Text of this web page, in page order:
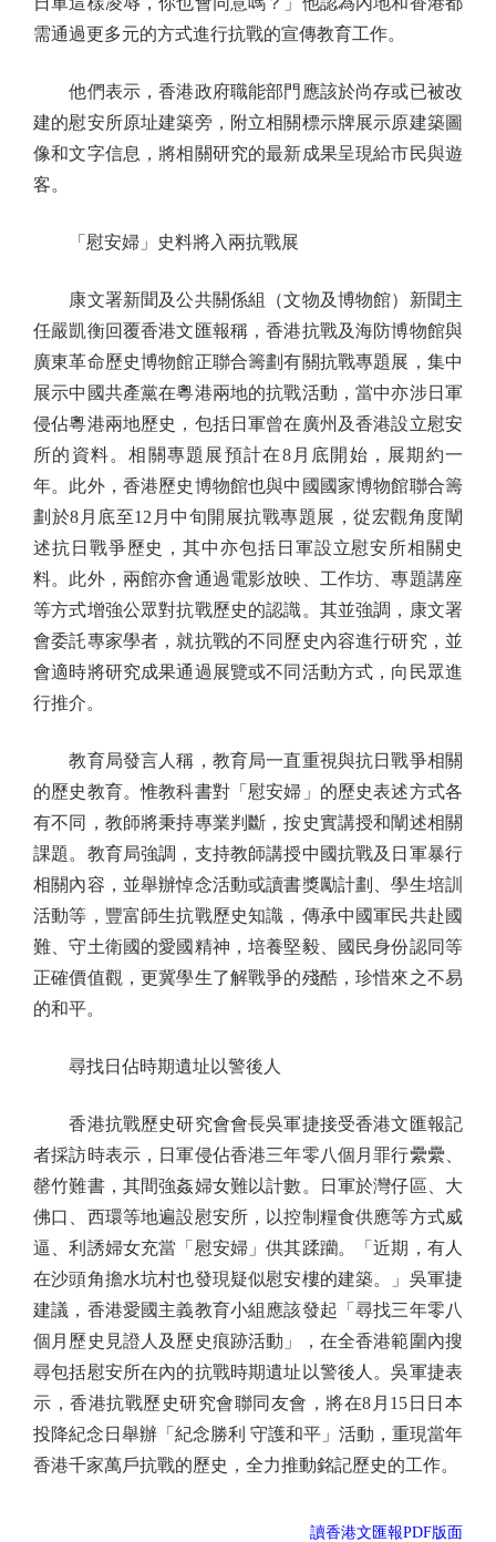
需通過更多元的方式進行抗戰的宣傳教育工作。
他們表示，香港政府職能部門應該於尚存或已被改
建的慰安所原址建築旁，附立相關標示牌展示原建築圖
像和文字信息，將相關研究的最新成果呈現給市民與遊
客。
「慰安婦」史料將入兩抗戰展
康文署新聞及公共關係組（文物及博物館）新聞主
任嚴凱衡回覆香港文匯報稱，香港抗戰及海防博物館與
廣東革命歷史博物館正聯合籌劃有關抗戰專題展，集中
展示中國共產黨在粵港兩地的抗戰活動，當中亦涉日軍
侵佔粵港兩地歷史，包括日軍曾在廣州及香港設立慰安
所的資料。相關專題展預計在8月底開始，展期約一
年。此外，香港歷史博物館也與中國國家博物館聯合籌
劃於8月底至12月中旬開展抗戰專題展，從宏觀角度闡
述抗日戰爭歷史，其中亦包括日軍設立慰安所相關史
料。此外，兩館亦會通過電影放映、工作坊、專題講座
等方式增強公眾對抗戰歷史的認識。其並強調，康文署
會委託專家學者，就抗戰的不同歷史內容進行研究，並
會適時將研究成果通過展覽或不同活動方式，向民眾進
行推介。
教育局發言人稱，教育局一直重視與抗日戰爭相關
的歷史教育。惟教科書對「慰安婦」的歷史表述方式各
有不同，教師將秉持專業判斷，按史實講授和闡述相關
課題。教育局強調，支持教師講授中國抗戰及日軍暴行
相關內容，並舉辦悼念活動或讀書獎勵計劃、學生培訓
活動等，豐富師生抗戰歷史知識，傳承中國軍民共赴國
難、守土衛國的愛國精神，培養堅毅、國民身份認同等
正確價值觀，更冀學生了解戰爭的殘酷，珍惜來之不易
的和平。
尋找日佔時期遺址以警後人
香港抗戰歷史研究會會長吳軍捷接受香港文匯報記
者採訪時表示，日軍侵佔香港三年零八個月罪行纍纍、
罄竹難書，其間強姦婦女難以計數。日軍於灣仔區、大
佛口、西環等地遍設慰安所，以控制糧食供應等方式威
逼、利誘婦女充當「慰安婦」供其蹂躪。「近期，有人
在沙頭角擔水坑村也發現疑似慰安樓的建築。」吳軍捷
建議，香港愛國主義教育小組應該發起「尋找三年零八
個月歷史見證人及歷史痕跡活動」，在全香港範圍內搜
尋包括慰安所在內的抗戰時期遺址以警後人。吳軍捷表
示，香港抗戰歷史研究會聯同友會，將在8月15日日本
投降紀念日舉辦「紀念勝利 守護和平」活動，重現當年
香港千家萬戶抗戰的歷史，全力推動銘記歷史的工作。
讀香港文匯報PDF版面